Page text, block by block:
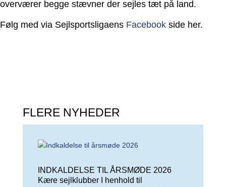
overværer begge stævner der sejles tæt på land.
Følg med via Sejlsportsligaens Facebookside her.
FLERE NYHEDER
INDKALDELSE TIL ÅRSMØDE 2026
Kære sejlklubber I henhold til